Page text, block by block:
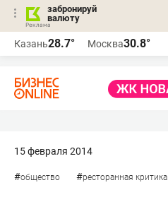
забронируй
валюту
Казань28.7° Москва30.8°
15 февраля 2014
#общество #ресторанная критика